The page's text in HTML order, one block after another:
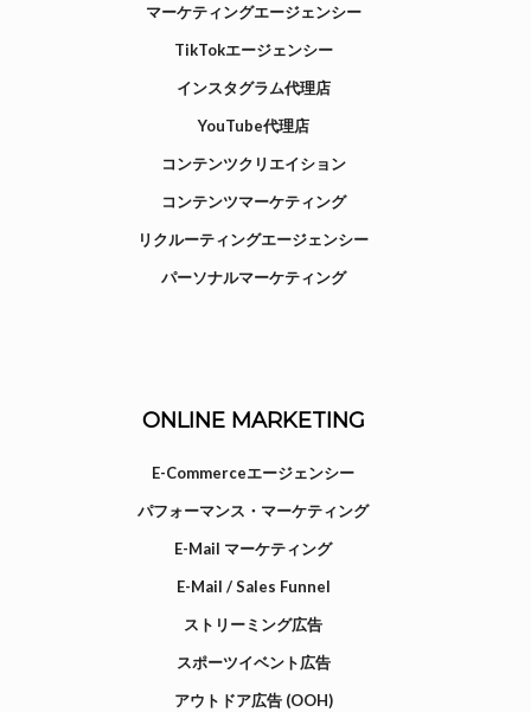
マーケティングエージェンシー
TikTokエージェンシー
インスタグラム代理店
YouTube代理店
コンテンツクリエイション
コンテンツマーケティング
リクルーティングエージェンシー
パーソナルマーケティング
ONLINE MARKETING
E-Commerceエージェンシー
パフォーマンス・マーケティング
E-Mail マーケティング
E-Mail / Sales Funnel
ストリーミング広告
スポーツイベント広告
アウトドア広告 (OOH)